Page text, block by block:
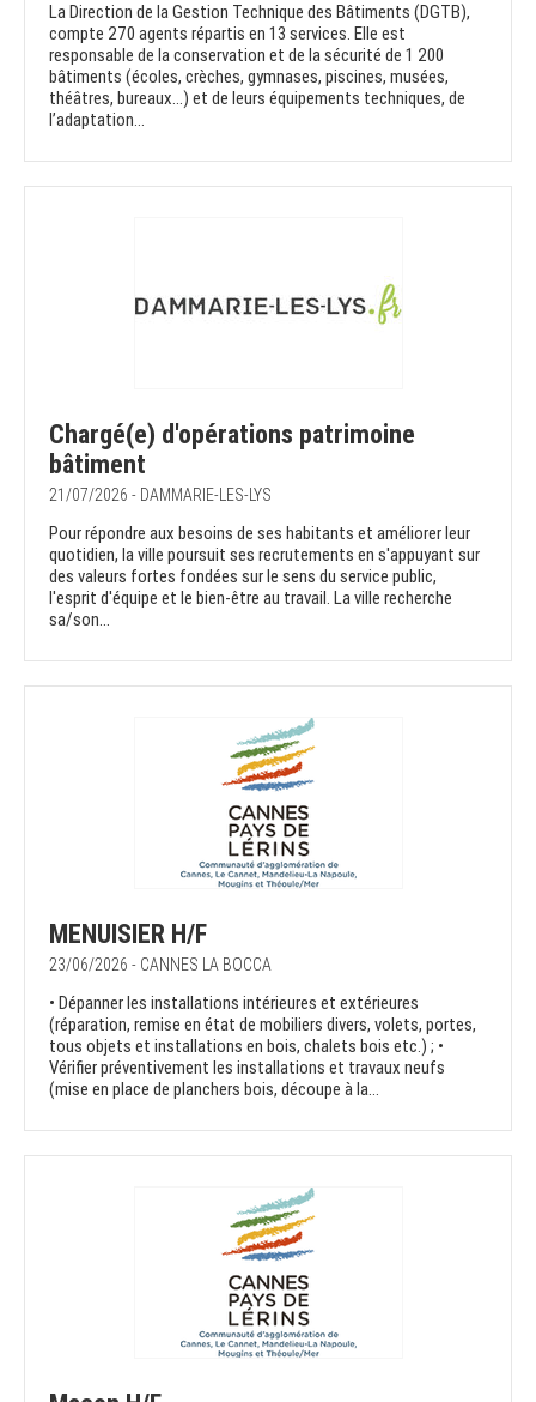
La Direction de la Gestion Technique des Bâtiments (DGTB),
compte 270 agents répartis en 13 services. Elle est
responsable de la conservation et de la sécurité de 1 200
bâtiments (écoles, crèches, gymnases, piscines, musées,
théâtres, bureaux…) et de leurs équipements techniques, de
l’adaptation...
Chargé(e) d'opérations patrimoine
bâtiment
21/07/2026 - DAMMARIE-LES-LYS
Pour répondre aux besoins de ses habitants et améliorer leur
quotidien, la ville poursuit ses recrutements en s'appuyant sur
des valeurs fortes fondées sur le sens du service public,
l'esprit d'équipe et le bien-être au travail. La ville recherche
sa/son...
MENUISIER H/F
23/06/2026 - CANNES LA BOCCA
• Dépanner les installations intérieures et extérieures
(réparation, remise en état de mobiliers divers, volets, portes,
tous objets et installations en bois, chalets bois etc.) ; •
Vérifier préventivement les installations et travaux neufs
(mise en place de planchers bois, découpe à la...